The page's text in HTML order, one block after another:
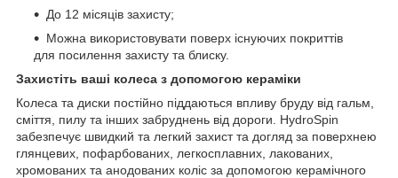
До 12 місяців захисту;
Можна використовувати поверх існуючих покриттів
для посилення захисту та блиску.
Захистіть ваші колеса з допомогою кераміки
Колеса та диски постійно піддаються впливу бруду від гальм,
сміття, пилу та інших забруднень від дороги. HydroSpin
забезпечує швидкий та легкий захист та догляд за поверхнею
глянцевих, пофарбованих, легкосплавних, лакованих,
хромованих та анодованих коліс за допомогою керамічного